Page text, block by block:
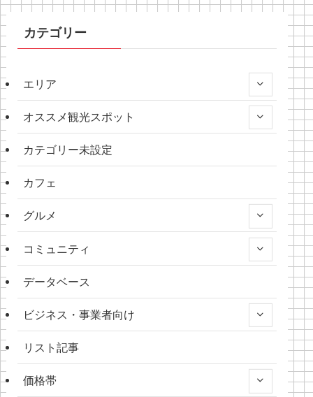
カテゴリー
エリア
オススメ観光スポット
カテゴリー未設定
カフェ
グルメ
コミュニティ
データベース
ビジネス・事業者向け
リスト記事
価格帯